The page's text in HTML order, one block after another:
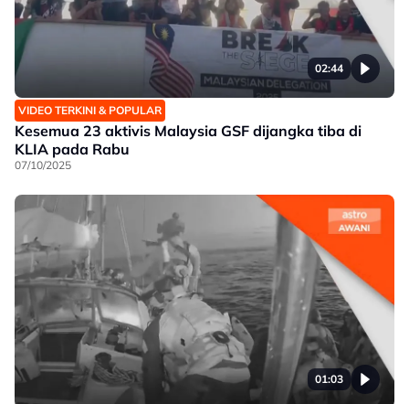
02:44
VIDEO TERKINI & POPULAR
Kesemua 23 aktivis Malaysia GSF dijangka tiba di
KLIA pada Rabu
07/10/2025
01:03